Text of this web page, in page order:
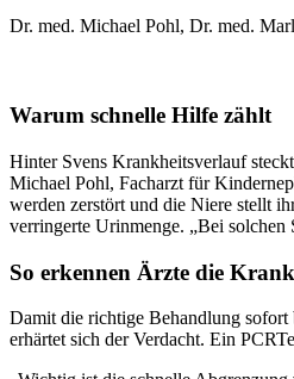
Dr. med. Michael Pohl, Dr. med.
Warum schnelle Hilfe zählt
Hinter Svens Krankheitsverlauf
Michael Pohl, Facharzt für
werden zerstört und die Niere stellt
verringerte Urinmenge. „Bei
So erkennen Ärzte die
Damit die richtige Behandlung sofort
erhärtet sich der Verdacht. Ein